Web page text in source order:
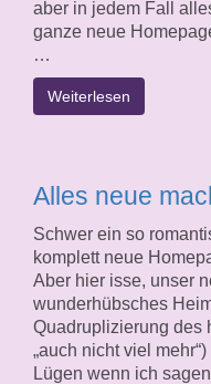
aber in jedem Fall
ganze neue
…
Weiterlesen
Alles neue
Schwer ein so
komplett neue
Aber hier isse, unser
wunderhübsches
Quadruplizierung des
„auch nicht viel
Lügen wenn ich